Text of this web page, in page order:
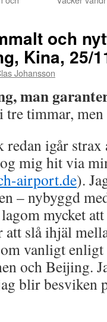
och
Kina, 25/
Johansson
man
tre timmar,
redan igår
mig hit via
airport.de).
– nybyggd
mycket
att slå ihjäl
vanligt
och Beijing.
blir besviken